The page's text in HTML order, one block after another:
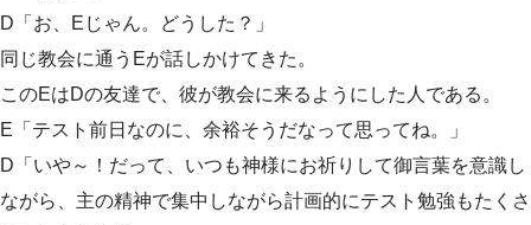
D「お、Eじゃん。どうした？」
同じ教会に通うEが話しかけてきた。
このEはDの友達で、彼が教会に来るようにした人である。
E「テスト前日なのに、余裕そうだなって思ってね。」
D「いや～！だって、いつも神様にお祈りして御言葉を意識し
ながら、主の精神で集中しながら計画的にテスト勉強もたくさ